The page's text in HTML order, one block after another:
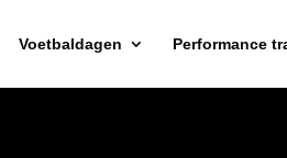
Voetbaldagen Performance